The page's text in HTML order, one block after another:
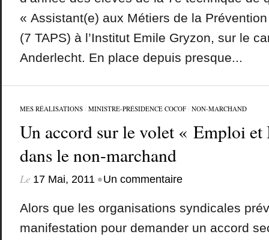
« Assistant(e) aux Métiers de la
(7 TAPS) à l’Institut Emile Gryzon, sur le
Anderlecht. En place depuis presque...
MES RÉALISATIONS/ MINISTRE-PRÉSIDENCE COCOF/ NON-MARCHAND
Un accord sur le volet « Emploi
dans le non-marchand
Le 17 Mai, 2011 •Un commentaire
Alors que les organisations syndicales
manifestation pour demander un accord